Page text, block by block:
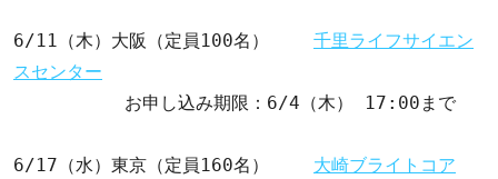
6/11（木）大阪（定員100名） 千里ライフサイエン
スセンター
6/17（水）東京（定員160名） 大崎ブライトコア